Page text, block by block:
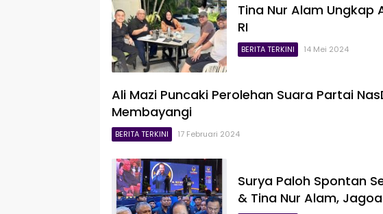
Tina Nur Alam Ungkap
RI
BERITA TERKINI 14 Mei 2024
Ali Mazi Puncaki Perolehan Suara Partai
Membayangi
BERITA TERKINI 17 Februari 2024
Surya Paloh Spontan
& Tina Nur Alam,